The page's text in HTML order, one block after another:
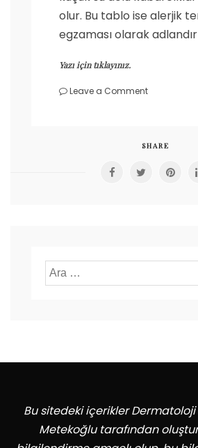
olur. Bu tablo ise alerjik
egzaması olarak
Yazı için tıklayınız.
Leave a Commenton
SHARE
Arama:
Bu sitedeki içerikler Dermatoloji
Metekoğlu tarafından